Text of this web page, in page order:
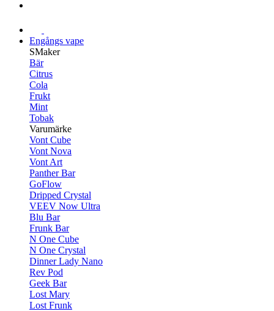
Engångs vape
SMaker
Bär
Citrus
Cola
Frukt
Mint
Tobak
Varumärke
Vont Cube
Vont Nova
Vont Art
Panther Bar
GoFlow
Dripped Crystal
VEEV Now Ultra
Blu Bar
Frunk Bar
N One Cube
N One Crystal
Dinner Lady Nano
Rev Pod
Geek Bar
Lost Mary
Lost Frunk